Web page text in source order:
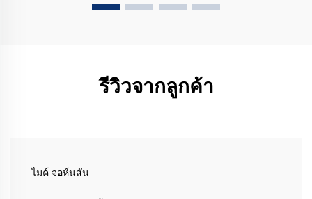
รีวิวจากลูกค้า
ไมค์ จอห์นสัน